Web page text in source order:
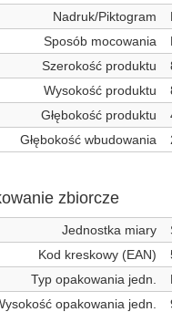
Nadruk/Piktogram
Sposób mocowania
Szerokość produktu
Wysokość produktu
Głębokość produktu
Głębokość wbudowania
zbiorcze
Jednostka miary
Kod kreskowy (EAN)
Typ opakowania jedn.
opakowania jedn.